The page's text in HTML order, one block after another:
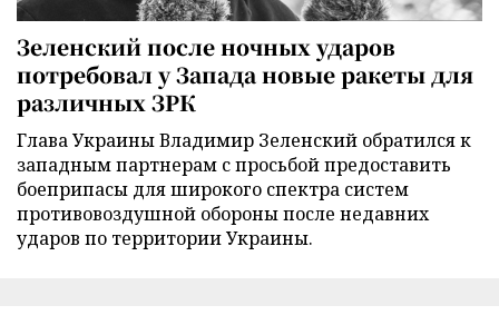
Зеленский после ночных ударов
потребовал у Запада новые ракеты для
различных ЗРК
Глава Украины Владимир Зеленский обратился к
западным партнерам с просьбой предоставить
боеприпасы для широкого спектра систем
противовоздушной обороны после недавних
ударов по территории Украины.